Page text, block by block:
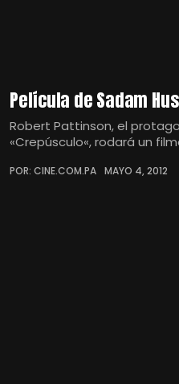
Película de Sadam
Robert Pattinson, el
«Crepúsculo«, rodará un
POR: CINE.COM.PA MAYO 4, 2012